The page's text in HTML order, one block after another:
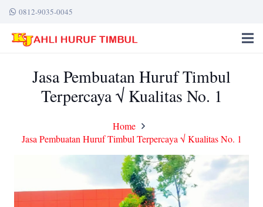
0812-9035-0045
Jasa Pembuatan Huruf Timbul
Terpercaya √ Kualitas No. 1
Home
Jasa Pembuatan Huruf Timbul Terpercaya √ Kualitas No. 1